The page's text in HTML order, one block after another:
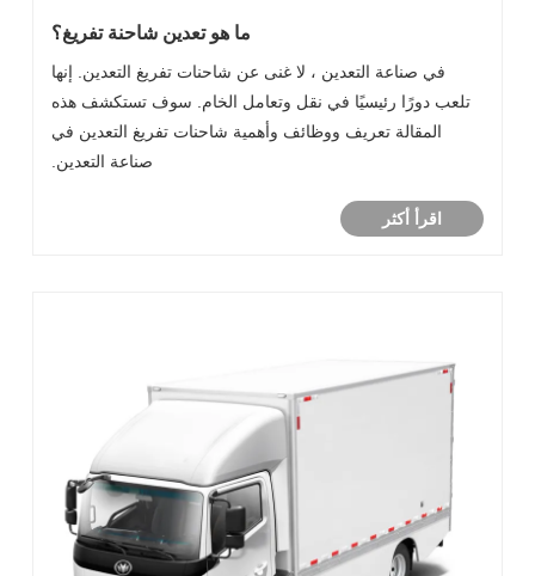
ما هو تعدين شاحنة تفريغ؟
في صناعة التعدين ، لا غنى عن شاحنات تفريغ التعدين. إنها
تلعب دورًا رئيسيًا في نقل وتعامل الخام. سوف تستكشف هذه
المقالة تعريف ووظائف وأهمية شاحنات تفريغ التعدين في
صناعة التعدين.
اقرأ أكثر